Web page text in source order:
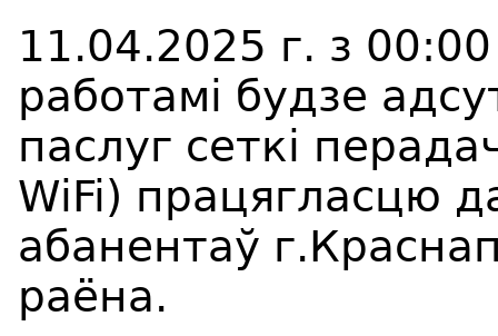
11.04.2025 г. з
работамі будзе
паслуг сеткі
WiFi) працягласцю
абанентаў
раёна.